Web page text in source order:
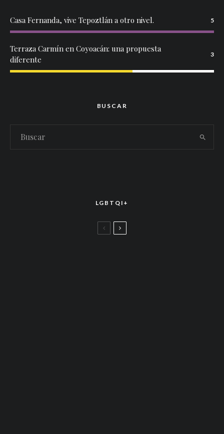
Casa Fernanda, vive Tepoztlán a otro nivel. 5
Terraza Carmín en Coyoacán: una propuesta
diferente
3
BUSCAR
LGBTQI+